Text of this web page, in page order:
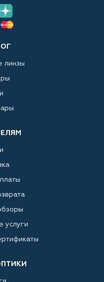
линзы
услуги